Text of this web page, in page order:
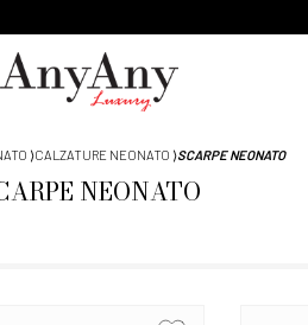
⟩CALZATURE NEONATO ⟩SCARPE NEONATO
NEONATO